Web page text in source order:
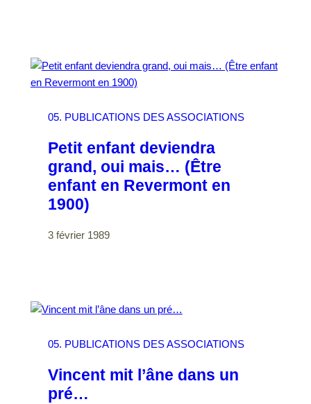
05. PUBLICATIONS DES ASSOCIATIONS
Petit enfant deviendra
grand, oui mais… (Être
enfant en Revermont en
1900)
3 février 1989
05. PUBLICATIONS DES ASSOCIATIONS
Vincent mit l’âne dans un
pré…